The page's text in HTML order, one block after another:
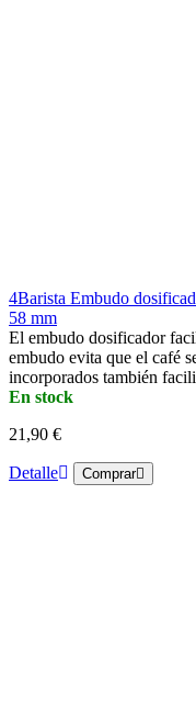
4Barista Embudo
58 mm
El embudo dosificador
embudo evita que el café
incorporados también
En stock
21,90 €
Detalle Comprar